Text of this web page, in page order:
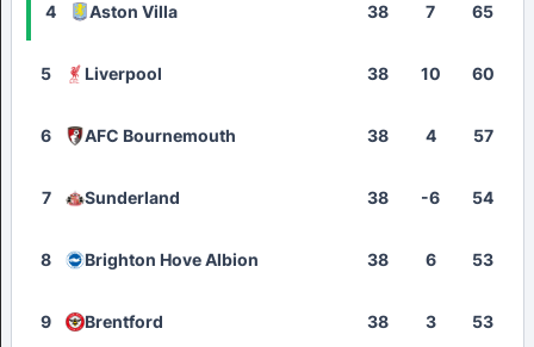
4 Aston Villa 38 7 65
5 Liverpool 38 10 60
6 AFC Bournemouth 38 4 57
7 Sunderland 38 -6 54
8 Brighton Hove Albion 38 6 53
9 Brentford 38 3 53